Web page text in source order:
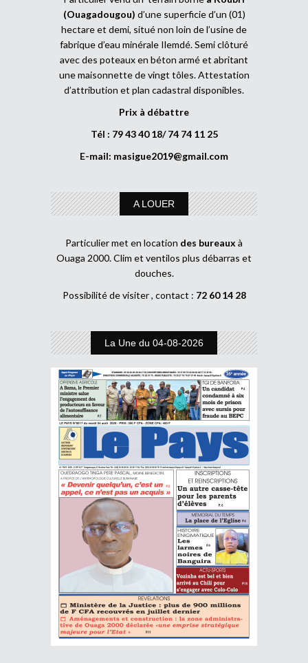
(Ouagadougou) d’une superficie d’un (01)
hectare et demi, situé non loin de l’usine de
fabrique d’eau minérale Ilemdé. Semi clôturé
avec des poteaux en béton armé et abritant
une maisonnette de vingt tôles. Attestation
d’attribution et plan cadastral disponibles.
Prix à débattre
Tél : 79 43 40 18/ 74 74 11 25
E-mail: masigue2019@gmail.com
A LOUER
Particulier met en location des bureaux à
Ouaga 2000. Clim et ventilos plus débarras et
douches.
Possibilité de visiter , contact : 72 60 14 28
La Une du 04-08-2026